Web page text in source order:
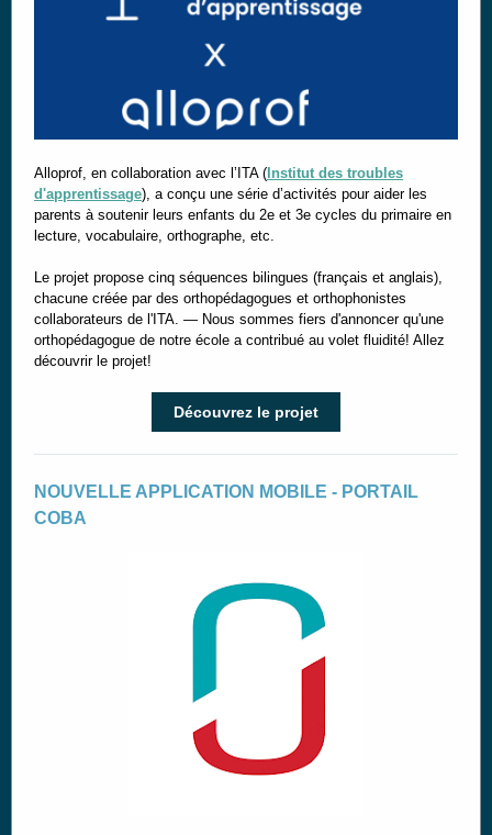
Alloprof, en collaboration avec l’ITA ( Institut des troubles
d'apprentissage), a conçu une série d’activités pour aider les
parents à soutenir leurs enfants du 2e et 3e cycles du primaire en
lecture, vocabulaire, orthographe, etc.
Le projet propose cinq séquences bilingues (français et anglais),
chacune créée par des orthopédagogues et orthophonistes
collaborateurs de l'ITA. — Nous sommes fiers d'annoncer qu'une
orthopédagogue de notre école a contribué au volet fluidité! Allez
découvrir le projet!
Découvrez le projet
NOUVELLE APPLICATION MOBILE - PORTAIL
COBA